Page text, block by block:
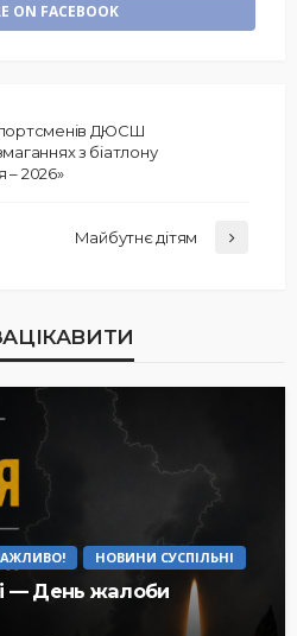
ON FACEBOOK
ДЮСШ
з біатлону
– 2026»
Майбутнє дітям
НОВИНИ СУСПІЛЬНІ
— День жалоби